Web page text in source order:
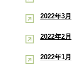
2022年3月
2022年2月
2022年1月